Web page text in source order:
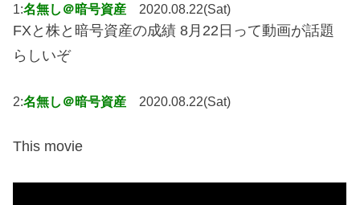
1:名無し＠暗号資産 2020.08.22(Sat)
FXと株と暗号資産の成績 8月22日って動画が話題
らしいぞ
2:名無し＠暗号資産 2020.08.22(Sat)
This movie